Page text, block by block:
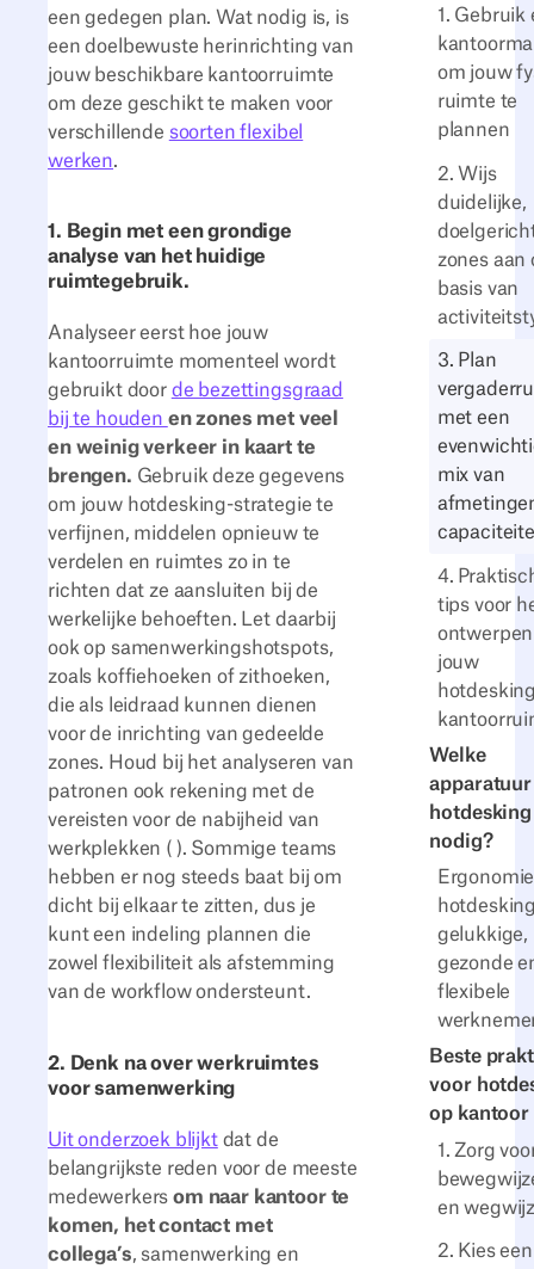
1. Gebruik
om jouw
ruimte te
plannen
2. Wijs
duidelijke,
zones aan
basis van
3. Plan
met een
mix van
4.
tips voor
jouw
Welke
nodig?
gelukkige,
gezonde
flexibele
Beste
voor
op kantoor
1. Zorg
en
2. Kies een
een gedegen plan. Wat nodig is, is
een doelbewuste herinrichting van
jouw beschikbare kantoorruimte
om deze geschikt te maken voor
verschillende soorten flexibel
werken.
1. Begin met een grondige
analyse van het huidige
ruimtegebruik.
Analyseer eerst hoe jouw
kantoorruimte momenteel wordt
gebruikt door de bezettingsgraad
bij te houden en zones met veel
en weinig verkeer in kaart te
brengen. Gebruik deze gegevens
om jouw hotdesking-strategie te
verfijnen, middelen opnieuw te
verdelen en ruimtes zo in te
richten dat ze aansluiten bij de
werkelijke behoeften. Let daarbij
ook op samenwerkingshotspots,
zoals koffiehoeken of zithoeken,
die als leidraad kunnen dienen
voor de inrichting van gedeelde
zones. Houd bij het analyseren van
patronen ook rekening met de
vereisten voor de nabijheid van
werkplekken ( ). Sommige teams
hebben er nog steeds baat bij om
dicht bij elkaar te zitten, dus je
kunt een indeling plannen die
zowel flexibiliteit als afstemming
van de workflow ondersteunt.
2. Denk na over werkruimtes
voor samenwerking
Uit onderzoek blijktdat de
belangrijkste reden voor de meeste
medewerkersom naar kantoor te
komen, het contact met
collega’s, samenwerking en